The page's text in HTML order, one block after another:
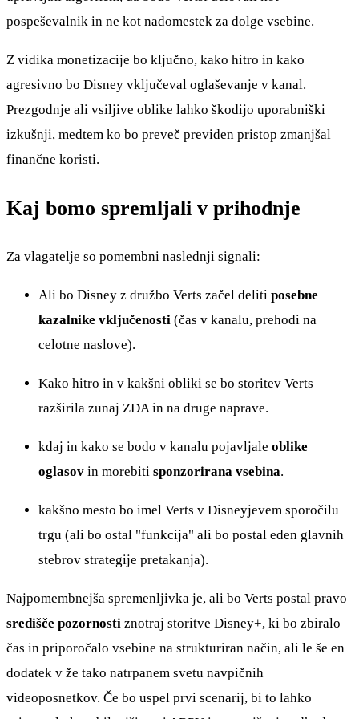
pospeševalnik in ne kot nadomestek za dolge vsebine.
Z vidika monetizacije bo ključno, kako hitro in kako
agresivno bo Disney vključeval oglaševanje v kanal.
Prezgodnje ali vsiljive oblike lahko škodijo uporabniški
izkušnji, medtem ko bo preveč previden pristop zmanjšal
finančne koristi.
Kaj bomo spremljali v prihodnje
Za vlagatelje so pomembni naslednji signali:
Ali bo Disney z družbo Verts začel deliti posebne
kazalnike vključenosti (čas v kanalu, prehodi na
celotne naslove).
Kako hitro in v kakšni obliki se bo storitev Verts
razširila zunaj ZDA in na druge naprave.
kdaj in kako se bodo v kanalu pojavljale oblike
oglasov in morebiti sponzorirana vsebina.
kakšno mesto bo imel Verts v Disneyjevem sporočilu
trgu (ali bo ostal "funkcija" ali bo postal eden glavnih
stebrov strategije pretakanja).
Najpomembnejša spremenljivka je, ali bo Verts postal pravo
središče pozornosti znotraj storitve Disney+, ki bo zbiralo
čas in priporočalo vsebine na strukturiran način, ali le še en
dodatek v že tako natrpanem svetu navpičnih
videoposnetkov. Če bo uspel prvi scenarij, bi to lahko